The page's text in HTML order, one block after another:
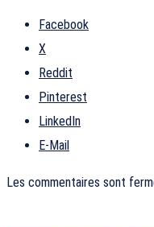
Facebook
X
Reddit
Pinterest
LinkedIn
E-Mail
Les commentaires sont